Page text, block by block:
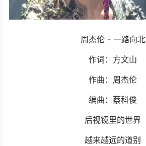
周杰伦 - 一路向北
作词：方文山
作曲：周杰伦
编曲：蔡科俊
后视镜里的世界
越来越远的道别